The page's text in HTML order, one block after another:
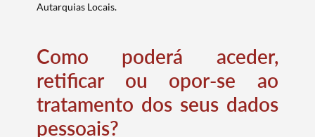
Autarquias Locais.
Como poderá aceder,
retificar ou opor-se ao
tratamento dos seus dados
pessoais?